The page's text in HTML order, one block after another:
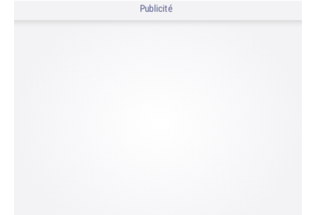
Publicité